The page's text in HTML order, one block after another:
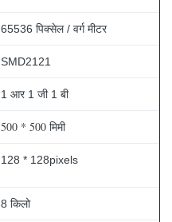
65536 पिक्सेल / वर्ग मीटर
SMD2121
1 आर 1 जी 1 बी
500 * 500 मिमी
128 * 128pixels
8 किलो